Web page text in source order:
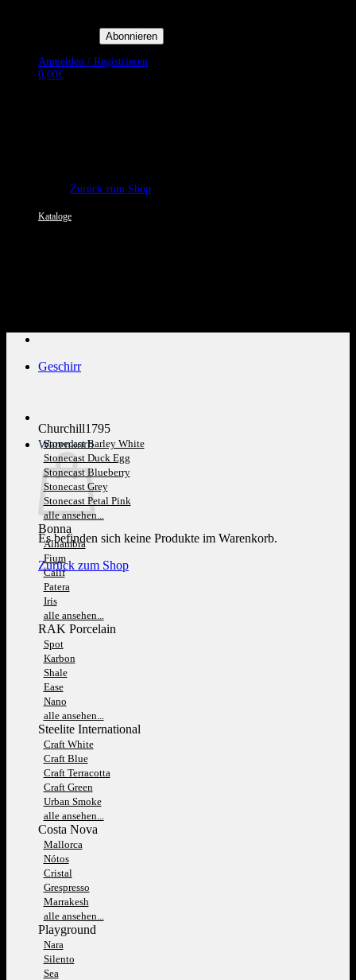
Anmelden / Registrieren
0,00€
Zurück zum Shop
Kataloge
Warenkorb
Es befinden sich keine Produkte im Warenkorb.
Zurück zum Shop
Geschirr
Churchill1795
Stonecast Barley White
Stonecast Duck Egg
Stonecast Blueberry
Stonecast Grey
Stonecast Petal Pink
alle ansehen...
Bonna
Alhambra
Fium
Calif
Patera
Iris
alle ansehen...
RAK Porcelain
Spot
Karbon
Shale
Ease
Nano
alle ansehen...
Steelite International
Craft White
Craft Blue
Craft Terracotta
Craft Green
Urban Smoke
alle ansehen...
Costa Nova
Mallorca
Nótos
Cristal
Grespresso
Marrakesh
alle ansehen...
Playground
Nara
Silento
Sea